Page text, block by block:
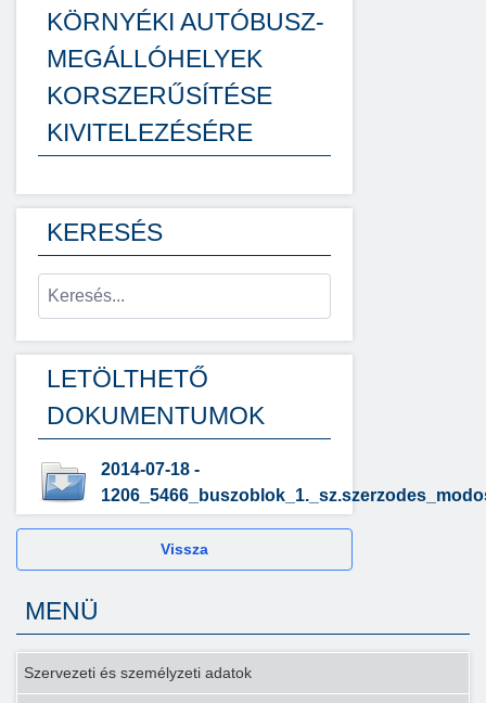
KÖRNYÉKI AUTÓBUSZ-
MEGÁLLÓHELYEK
KORSZERŰSÍTÉSE
KIVITELEZÉSÉRE
KERESÉS
LETÖLTHETŐ
DOKUMENTUMOK
2014-07-18 -
Vissza
MENÜ
Szervezeti és személyzeti adatok